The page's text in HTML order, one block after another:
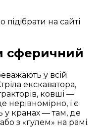
на сайті
сферичний
у всій
екскаватора,
ковші —
нерівномірно, і є
у кранах — там, де
з «гулем» на рамі.